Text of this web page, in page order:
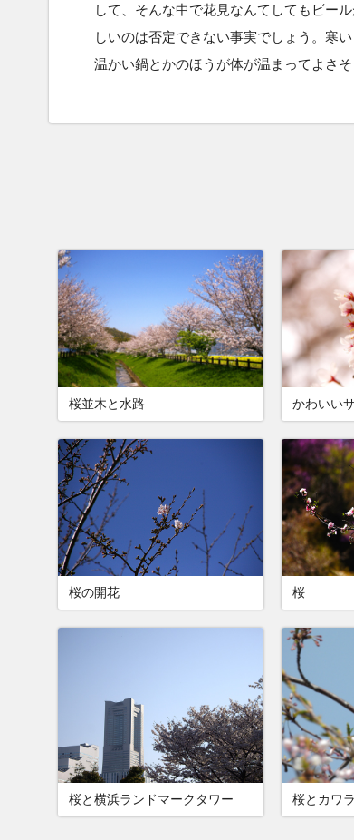
して、そんな中で花見なんてしてもビー
しいのは否定できない事実でしょう。寒
温かい鍋とかのほうが体が温まってよさ
桜並木と水路 かわいい
桜の開花 桜
桜と横浜ランドマークタワー 桜とカワ